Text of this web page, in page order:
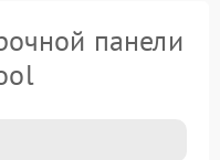
панели